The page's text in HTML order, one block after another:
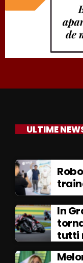
ULTIME
In
tutti